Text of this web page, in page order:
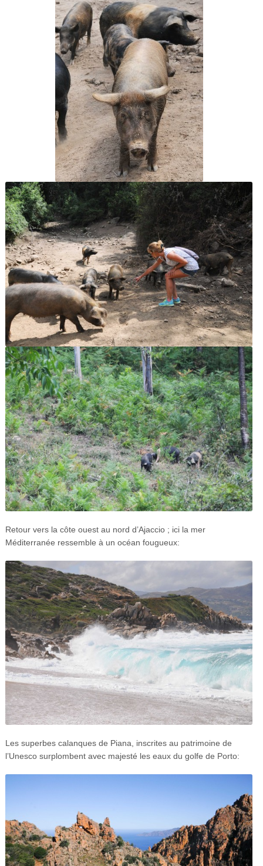
Retour vers la côte ouest au nord d’Ajaccio ; ici la mer
Méditerranée ressemble à un océan fougueux:
Les superbes calanques de Piana, inscrites au patrimoine de
l’Unesco surplombent avec majesté les eaux du golfe de Porto: